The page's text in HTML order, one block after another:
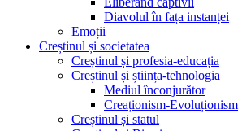
Diavolul în fața instanței
Emoții
Creștinul și societatea
Creștinul și profesia-educația
Creștinul și știința-tehnologia
Mediul înconjurător
Creaționism-Evoluționism
Creștinul și statul